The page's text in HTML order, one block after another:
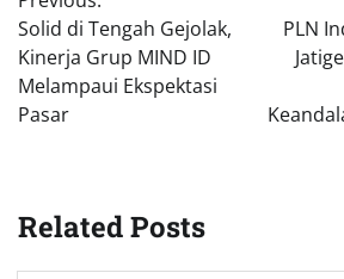
navigation
Solid di Tengah Gejolak,
Kinerja Grup MIND ID
Melampaui Ekspektasi
Pasar
PLN
Related Posts